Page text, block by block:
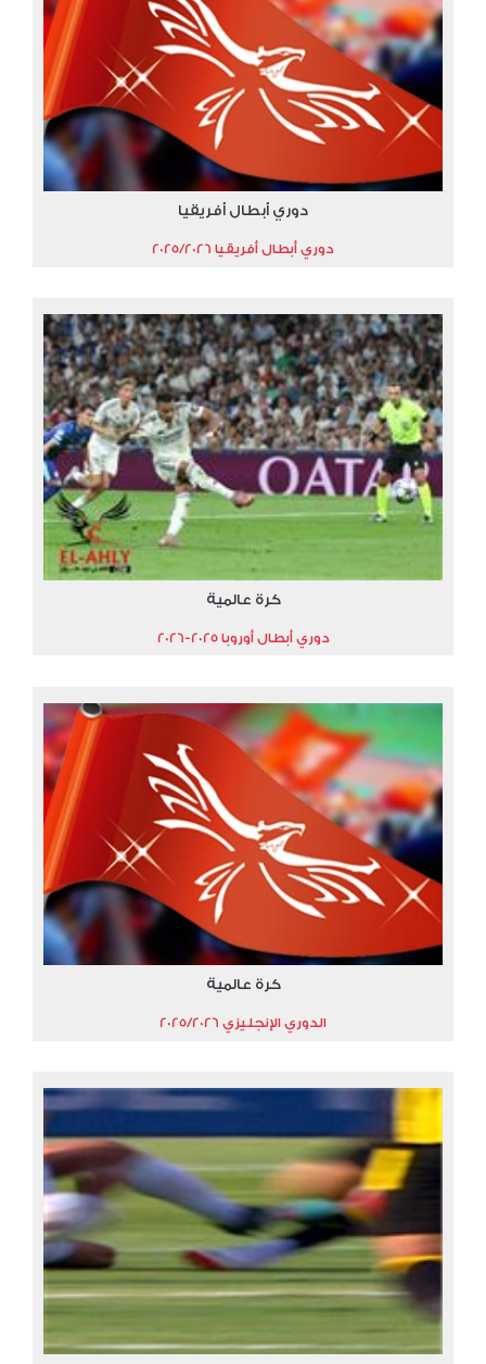
دوري أبطال أفريقيا
دوري أبطال أفريقيا 2025/2026
كرة عالمية
دوري أبطال أوروبا 2025-2026
كرة عالمية
الدوري الإنجليزي 2025/2026